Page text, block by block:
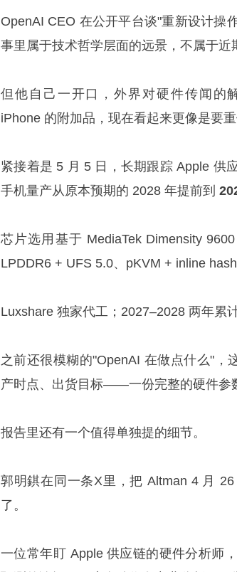
OpenAI CEO 在公开平台谈"重新设计
事里属于技术哲学层面的远景，不属于近
但他自己一开口，外界对硬件传闻的
iPhone 的附加品，现在看起来更像是要重
紧接着是 5 月 5 日，长期跟踪 Apple 供
手机量产从原本预期的 2028 年提前到
芯片选用基于 MediaTek Dimensity
LPDDR6 + UFS 5.0、pKVM + inline
Luxshare 独家代工；2027–2028 两年累
之前还很模糊的"OpenAI 在做点什么"
产时点、出货目标——一份完整的硬件参
报告里还有一个值得单独提的细节。
郭明錤在同一条X里，把 Altman 4 月
了。
一位常年盯 Apple 供应链的硬件分析师